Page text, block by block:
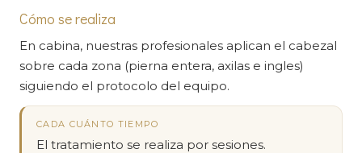
Cómo se realiza
En cabina, nuestras profesionales aplican el cabezal
sobre cada zona (pierna entera, axilas e ingles)
siguiendo el protocolo del equipo.
CADA CUÁNTO TIEMPO
El tratamiento se realiza por sesiones.